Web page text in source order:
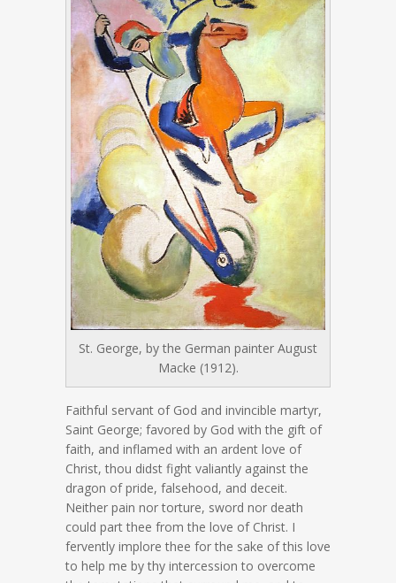
St. George, by the German painter August
Macke (1912).
Faithful servant of God and invincible martyr,
Saint George; favored by God with the gift of
faith, and inflamed with an ardent love of
Christ, thou didst fight valiantly against the
dragon of pride, falsehood, and deceit.
Neither pain nor torture, sword nor death
could part thee from the love of Christ. I
fervently implore thee for the sake of this love
to help me by thy intercession to overcome